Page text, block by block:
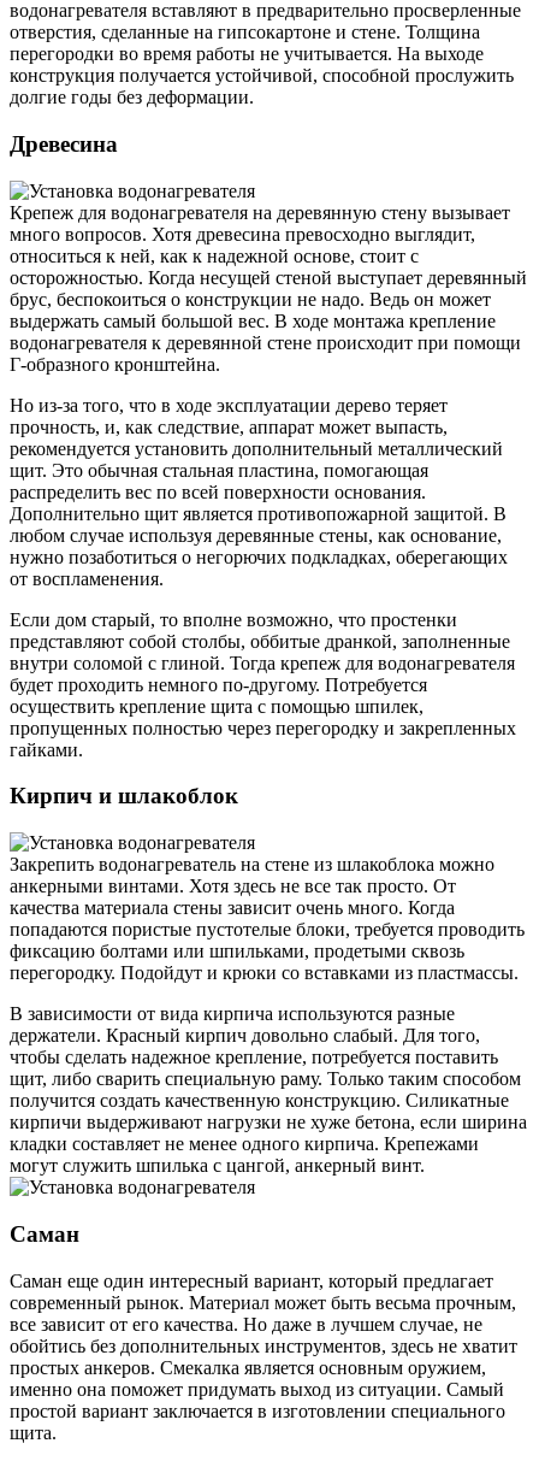
водонагревателя вставляют в предварительно просверленные
отверстия, сделанные на гипсокартоне и стене. Толщина
перегородки во время работы не учитывается. На выходе
конструкция получается устойчивой, способной прослужить
долгие годы без деформации.
Древесина
Крепеж для водонагревателя на деревянную стену вызывает
много вопросов. Хотя древесина превосходно выглядит,
относиться к ней, как к надежной основе, стоит с
осторожностью. Когда несущей стеной выступает деревянный
брус, беспокоиться о конструкции не надо. Ведь он может
выдержать самый большой вес. В ходе монтажа крепление
водонагревателя к деревянной стене происходит при помощи
Г-образного кронштейна.
Но из-за того, что в ходе эксплуатации дерево теряет
прочность, и, как следствие, аппарат может выпасть,
рекомендуется установить дополнительный металлический
щит. Это обычная стальная пластина, помогающая
распределить вес по всей поверхности основания.
Дополнительно щит является противопожарной защитой. В
любом случае используя деревянные стены, как основание,
нужно позаботиться о негорючих подкладках, оберегающих
от воспламенения.
Если дом старый, то вполне возможно, что простенки
представляют собой столбы, оббитые дранкой, заполненные
внутри соломой с глиной. Тогда крепеж для водонагревателя
будет проходить немного по-другому. Потребуется
осуществить крепление щита с помощью шпилек,
пропущенных полностью через перегородку и закрепленных
гайками.
Кирпич и шлакоблок
Закрепить водонагреватель на стене из шлакоблока можно
анкерными винтами. Хотя здесь не все так просто. От
качества материала стены зависит очень много. Когда
попадаются пористые пустотелые блоки, требуется проводить
фиксацию болтами или шпильками, продетыми сквозь
перегородку. Подойдут и крюки со вставками из пластмассы.
В зависимости от вида кирпича используются разные
держатели. Красный кирпич довольно слабый. Для того,
чтобы сделать надежное крепление, потребуется поставить
щит, либо сварить специальную раму. Только таким способом
получится создать качественную конструкцию. Силикатные
кирпичи выдерживают нагрузки не хуже бетона, если ширина
кладки составляет не менее одного кирпича. Крепежами
могут служить шпилька с цангой, анкерный винт.
Саман
Саман еще один интересный вариант, который предлагает
современный рынок. Материал может быть весьма прочным,
все зависит от его качества. Но даже в лучшем случае, не
обойтись без дополнительных инструментов, здесь не хватит
простых анкеров. Смекалка является основным оружием,
именно она поможет придумать выход из ситуации. Самый
простой вариант заключается в изготовлении специального
щита.